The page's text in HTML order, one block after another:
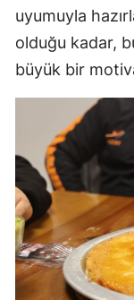
uyumuyla
olduğu kadar,
büyük bir